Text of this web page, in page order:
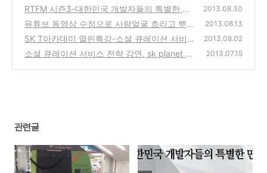
D 태블릿 제품 매장에서 간단 사용기
(2)
RTFM 시즌3-대한민국 개발자들의 특별한 만
남,개발문화 잉여를 만나다에 대한 세미나 강
연 후기
(2)
2013.08.30
유튜브 동영상 수정으로 사람얼굴 흐리고 뿌옇
게 만들어서 초상권을 보호하는 방법
(0)
2013.08.13
SK T아카데미 열린특강-소셜 큐레이션 서비
스 전략 세미나 강연 후기
(0)
2013.08.02
소셜 큐레이션 서비스 전략 강연, sk planet T
2013.07.15
관련글